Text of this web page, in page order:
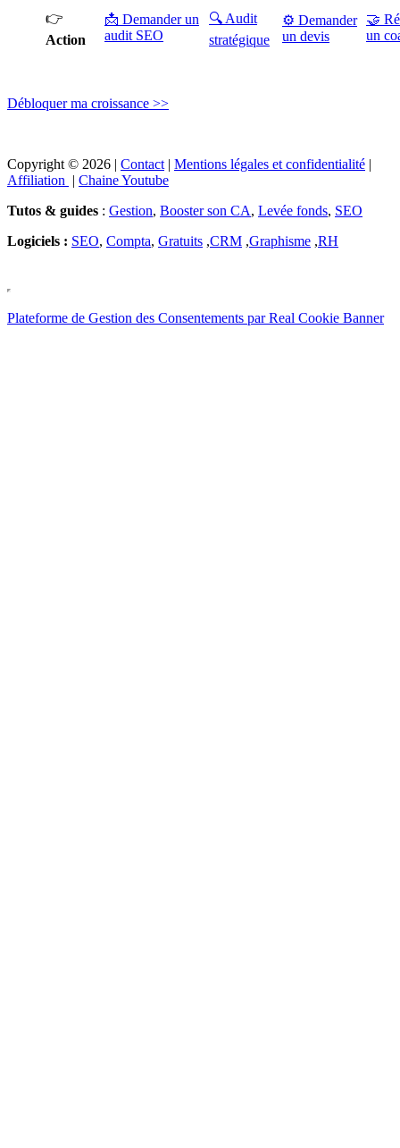
👉
Action
📩 Demander un
audit SEO
🔍 Audit
stratégique
⚙️ Demander
un devis
🤝
un
Débloquer ma croissance >>
Copyright © 2026 | Contact | Mentions légales et confidentialité |
Affiliation | Chaine Youtube
Tutos & guides : Gestion, Booster son CA, Levée fonds, SEO
Logiciels : SEO, Compta, Gratuits ,CRM ,Graphisme ,RH
Plateforme de Gestion des Consentements par Real Cookie Banner